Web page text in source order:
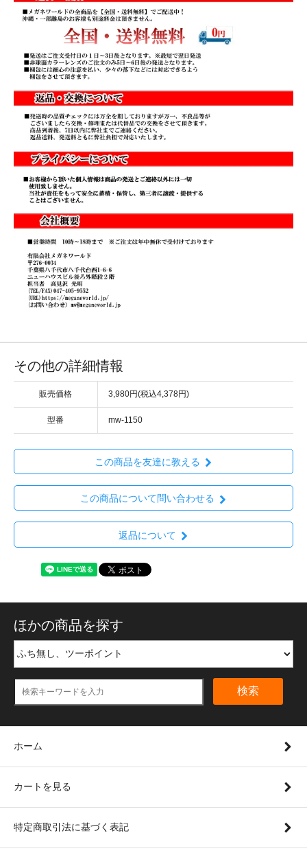
その他の詳細情報
販売価格 3,980円(税込4,378円)
型番 mw-1150
この商品を友達に教える
この商品について問い合わせる
返品について
ほかの商品を探す
検索
ホーム
カートを見る
特定商取引法に基づく表記